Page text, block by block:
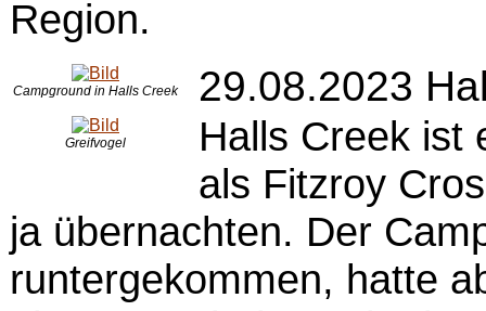
Region.
Campground in Halls Creek
Greifvogel
29.08.2023
Halls Creek ist
als Fitzroy
ja übernachten. Der
runtergekommen, hatte